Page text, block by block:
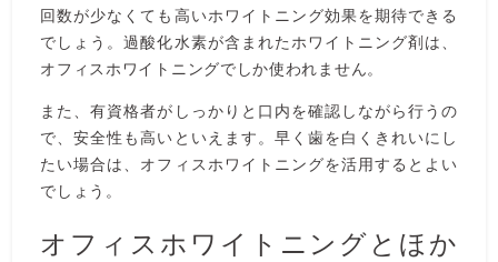
回数が少なくても高いホワイトニング効果を期待できる
でしょう。過酸化水素が含まれたホワイトニング剤は、
オフィスホワイトニングでしか使われません。
また、有資格者がしっかりと口内を確認しながら行うの
で、安全性も高いといえます。早く歯を白くきれいにし
たい場合は、オフィスホワイトニングを活用するとよい
でしょう。
オフィスホワイトニングとほか